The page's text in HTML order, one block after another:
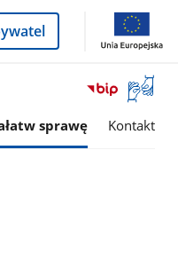
Otwórz
okno
z
sprawę Kontakt